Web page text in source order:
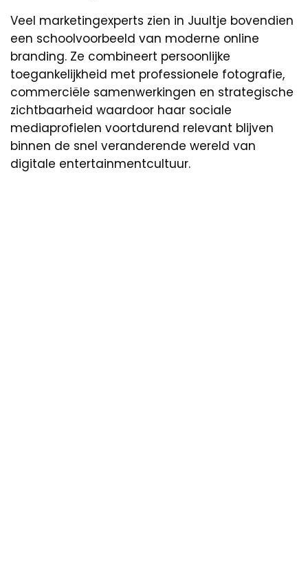
Veel marketingexperts zien in Juultje bovendien
een schoolvoorbeeld van moderne online
branding. Ze combineert persoonlijke
toegankelijkheid met professionele fotografie,
commerciële samenwerkingen en strategische
zichtbaarheid waardoor haar sociale
mediaprofielen voortdurend relevant blijven
binnen de snel veranderende wereld van
digitale entertainmentcultuur.